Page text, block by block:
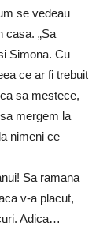
se vedeau
casa. „Sa
Simona. Cu
ce ar fi trebuit
sa mestece,
mergem la
nimeni ce
Sa ramana
v-a placut,
Adica…